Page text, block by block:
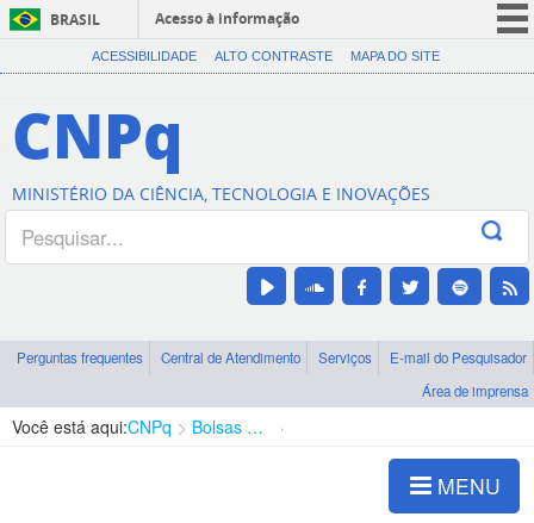
BRASIL
Acesso à informação
CORONAVÍRUS (COVID-19)
Canais
ACESSIBILIDADE ALTO CONTRASTE MAPA DO SITE
CNPq
MINISTÉRIO DA CIÊNCIA, TECNOLOGIA E INOVAÇÕES
Perguntas frequentes Central de Atendimento Serviços
E-mail do Pesquisador
Área de imprensa
Você está aqui:CNPq Bolsas e Auxílios Vigentes
MENU